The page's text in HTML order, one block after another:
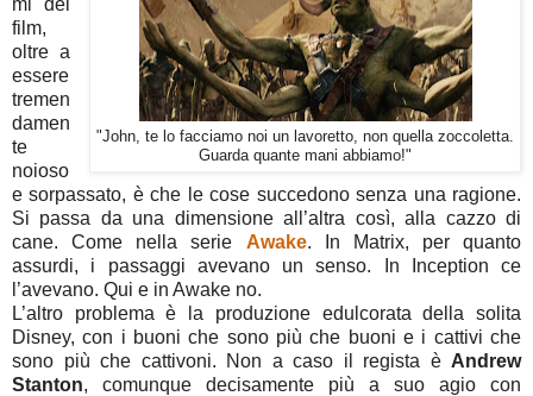
"John, te lo facciamo noi un lavoretto, non quella zoccoletta.
Guarda quante mani abbiamo!"
film,
oltre a
essere
tremen
damen
te
noioso
e sorpassato, è che le cose succedono senza una ragione.
Si passa da una dimensione all’altra così, alla cazzo di
cane. Come nella serie Awake. In Matrix, per quanto
assurdi, i passaggi avevano un senso. In Inception ce
l’avevano. Qui e in Awake no.
L’altro problema è la produzione edulcorata della solita
Disney, con i buoni che sono più che buoni e i cattivi che
sono più che cattivoni. Non a caso il regista è Andrew
Stanton, comunque decisamente più a suo agio con